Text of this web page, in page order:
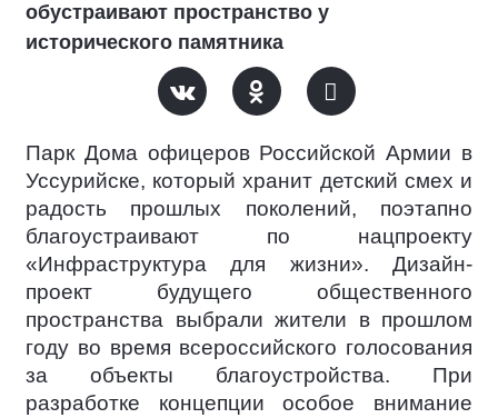
обустраивают пространство у
исторического памятника
Парк Дома офицеров Российской Армии в
Уссурийске, который хранит детский смех и
радость прошлых поколений, поэтапно
благоустраивают по нацпроекту
«Инфраструктура для жизни». Дизайн-
проект будущего общественного
пространства выбрали жители в прошлом
году во время всероссийского голосования
за объекты благоустройства. При
разработке концепции особое внимание